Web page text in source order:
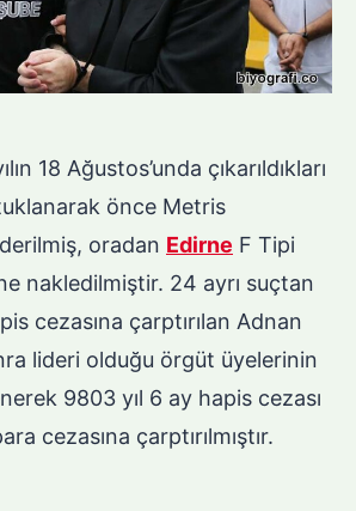
18 Ağustos’unda çıkarıldıkları
önce Metris
oradan Edirne F Tipi
nakledilmiştir. 24 ayrı suçtan
cezasına çarptırılan Adnan
lideri olduğu örgüt üyelerinin
9803 yıl 6 ay hapis cezası
cezasına çarptırılmıştır.